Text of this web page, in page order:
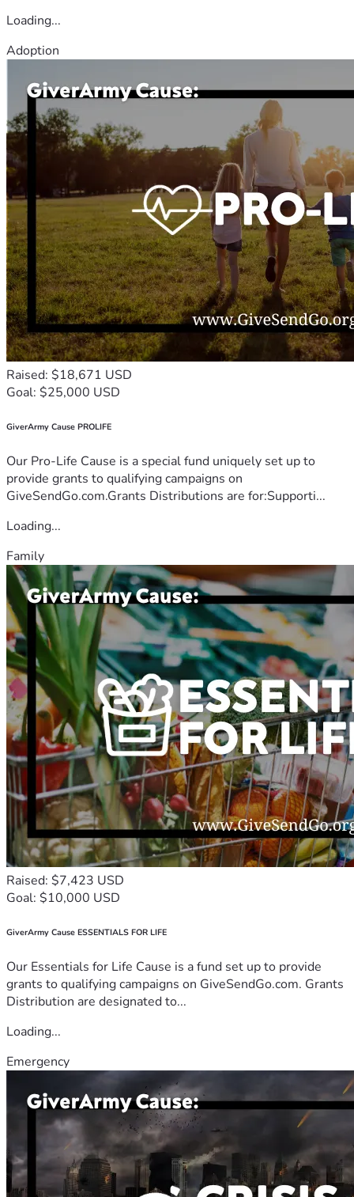
Loading...
Adoption
Raised: $18,671 USD
Goal: $25,000 USD
GiverArmy Cause PROLIFE
Our Pro-Life Cause is a special fund uniquely set up to
provide grants to qualifying campaigns on
GiveSendGo.com.Grants Distributions are for:Supporti...
Loading...
Family
Raised: $7,423 USD
Goal: $10,000 USD
GiverArmy Cause ESSENTIALS FOR LIFE
Our Essentials for Life Cause is a fund set up to provide
grants to qualifying campaigns on GiveSendGo.com. Grants
Distribution are designated to...
Loading...
Emergency